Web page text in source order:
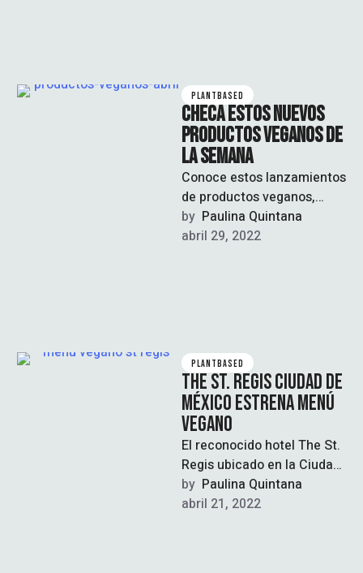
PLANTBASED
CHECA ESTOS NUEVOS
PRODUCTOS VEGANOS DE
LA SEMANA
Conoce estos lanzamientos
de productos veganos,
sostenibles y libres de
crueldad. Cuéntanos, ¿cuál
by Paulina Quintana
abril 29, 2022
PLANTBASED
THE ST. REGIS CIUDAD DE
MÉXICO ESTRENA MENÚ
VEGANO
El reconocido hotel The St.
Regis ubicado en la Ciudad
de México incursiona en la
gastronomía vegetal con …
by Paulina Quintana
abril 21, 2022